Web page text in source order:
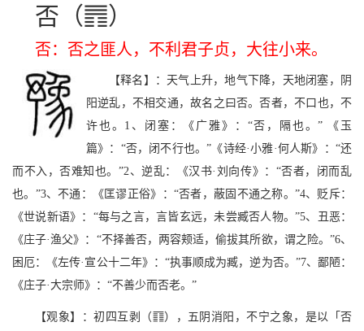
否（]）
否：否之匪人，不利君子贞，大往小来。
【释名】：天气上升，地气下降，天地闭塞，阴
阳逆乱，不相交通，故名之曰否。否者，不口也，不
许也。1、闭塞：《广雅》：“否，隔也。” 《玉
篇》：“否，闭不行也。”《诗经·小雅·何人斯》：“还
而不入，否难知也。”2、逆乱：《汉书·刘向传》：“否者，闭而乱
也。”3、不通：《匡谬正俗》：“否者，蔽固不通之称。”4、贬斥：
《世说新语》：“每与之言，言皆玄远，未尝臧否人物。”5、丑恶：
《庄子·渔父》：“不择善否，两容颊适，偷拔其所欲，谓之险。”6、
困厄：《左传·宣公十二年》：“执事顺成为臧，逆为否。”7、鄙陋：
《庄子·大宗师》：“不善少而否老。”
【观象】：初四互剥（c），五阴消阳，不宁之象，是以「否